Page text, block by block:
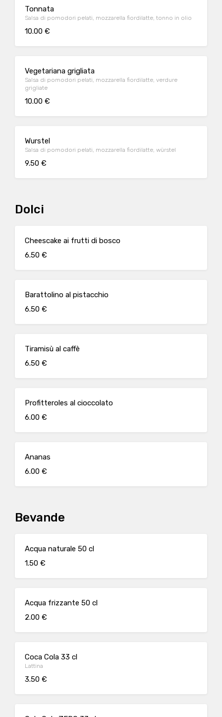
Tonnata
Salsa di pomodori pelati, mozzarella fiordilatte, tonno in olio
10.00 €
Vegetariana grigliata
Salsa di pomodori pelati, mozzarella fiordilatte, verdure
grigliate
10.00 €
Wurstel
Salsa di pomodori pelati, mozzarella fiordilatte, würstel
9.50 €
Dolci
Cheescake ai frutti di bosco
6.50 €
Barattolino al pistacchio
6.50 €
Tiramisù al caffè
6.50 €
Profitteroles al cioccolato
6.00 €
Ananas
6.00 €
Bevande
Acqua naturale 50 cl
1.50 €
Acqua frizzante 50 cl
2.00 €
Coca Cola 33 cl
Lattina
3.50 €